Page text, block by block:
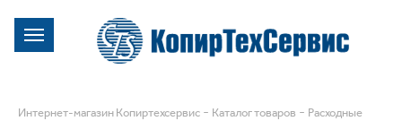
Интернет-магазин Копиртехсервис - Каталог товаров - Расходные